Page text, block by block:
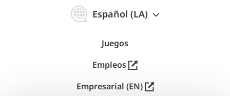
Español (LA)
体
中
Juegos
Empleos
Empresarial (EN)